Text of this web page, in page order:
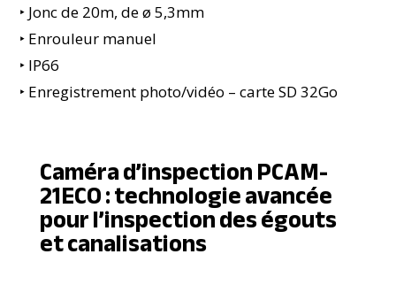
‣ Jonc de 20m, de ø 5,3mm
‣ Enrouleur manuel
‣ IP66
‣ Enregistrement photo/vidéo – carte SD 32Go
Caméra d’inspection PCAM-
21ECO : technologie avancée
pour l’inspection des égouts
et canalisations